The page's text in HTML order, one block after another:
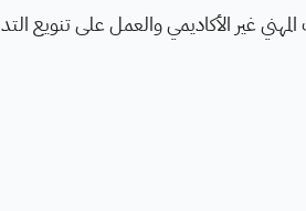
غير الأكاديمي والعمل على تنويع